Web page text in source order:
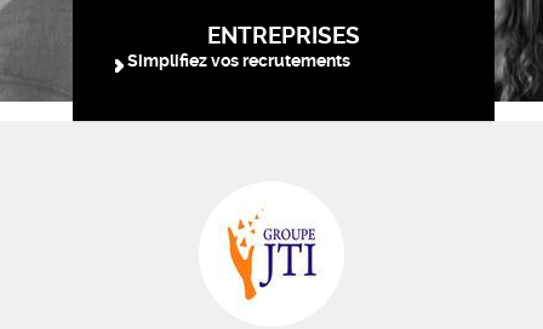
ENTREPRISES
Simplifiez vos recrutements